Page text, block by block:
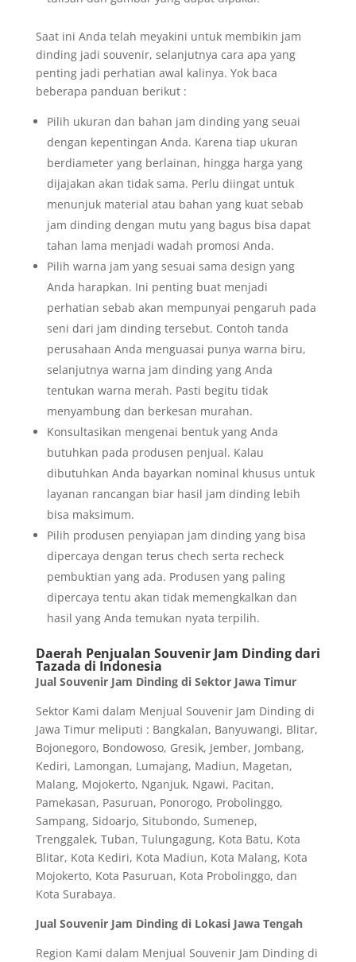
Saat ini Anda telah meyakini untuk membikin jam
dinding jadi souvenir, selanjutnya cara apa yang
penting jadi perhatian awal kalinya. Yok baca
beberapa panduan berikut :
Pilih ukuran dan bahan jam dinding yang seuai
dengan kepentingan Anda. Karena tiap ukuran
berdiameter yang berlainan, hingga harga yang
dijajakan akan tidak sama. Perlu diingat untuk
menunjuk material atau bahan yang kuat sebab
jam dinding dengan mutu yang bagus bisa dapat
tahan lama menjadi wadah promosi Anda.
Pilih warna jam yang sesuai sama design yang
Anda harapkan. Ini penting buat menjadi
perhatian sebab akan mempunyai pengaruh pada
seni dari jam dinding tersebut. Contoh tanda
perusahaan Anda menguasai punya warna biru,
selanjutnya warna jam dinding yang Anda
tentukan warna merah. Pasti begitu tidak
menyambung dan berkesan murahan.
Konsultasikan mengenai bentuk yang Anda
butuhkan pada produsen penjual. Kalau
dibutuhkan Anda bayarkan nominal khusus untuk
layanan rancangan biar hasil jam dinding lebih
bisa maksimum.
Pilih produsen penyiapan jam dinding yang bisa
dipercaya dengan terus chech serta recheck
pembuktian yang ada. Produsen yang paling
dipercaya tentu akan tidak memengkalkan dan
hasil yang Anda temukan nyata terpilih.
Daerah Penjualan Souvenir Jam Dinding dari
Tazada di Indonesia
Jual Souvenir Jam Dinding di Sektor Jawa Timur
Sektor Kami dalam Menjual Souvenir Jam Dinding di
Jawa Timur meliputi : Bangkalan, Banyuwangi, Blitar,
Bojonegoro, Bondowoso, Gresik, Jember, Jombang,
Kediri, Lamongan, Lumajang, Madiun, Magetan,
Malang, Mojokerto, Nganjuk, Ngawi, Pacitan,
Pamekasan, Pasuruan, Ponorogo, Probolinggo,
Sampang, Sidoarjo, Situbondo, Sumenep,
Trenggalek, Tuban, Tulungagung, Kota Batu, Kota
Blitar, Kota Kediri, Kota Madiun, Kota Malang, Kota
Mojokerto, Kota Pasuruan, Kota Probolinggo, dan
Kota Surabaya.
Jual Souvenir Jam Dinding di Lokasi Jawa Tengah
Region Kami dalam Menjual Souvenir Jam Dinding di